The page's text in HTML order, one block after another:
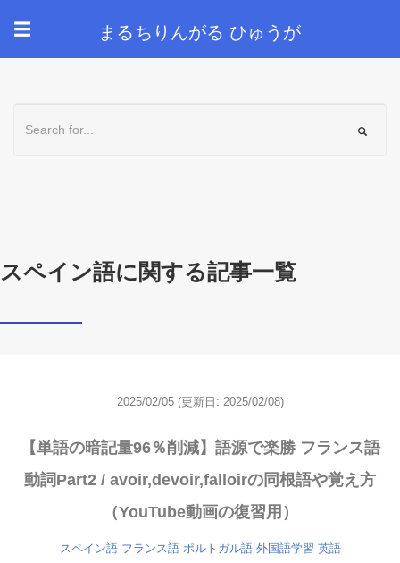
☰ まるちりんがる ひゅうが
スペイン語に関する記事一覧
2025/02/05 (更新日: 2025/02/08)
【単語の暗記量96％削減】語源で楽勝 フランス語
動詞Part2 / avoir,devoir,falloirの同根語や覚え方
（YouTube動画の復習用）
スペイン語 フランス語 ポルトガル語 外国語学習 英語